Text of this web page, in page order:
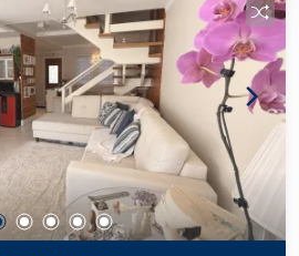
proporcionando mais
rotina em Piracicaba. Frias
Imóveis, mais de 37 anos no
de Piracicaba. Agende sua